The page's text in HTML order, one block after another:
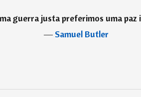
guerra justa preferimos uma paz
―Samuel Butler